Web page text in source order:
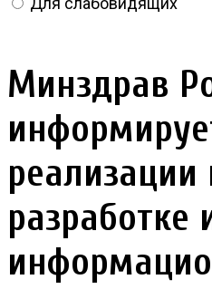
Минздрав
реализации
разработке